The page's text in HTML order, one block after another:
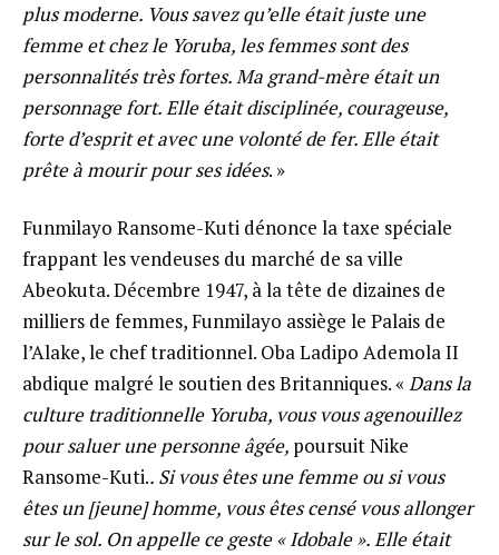
plus moderne. Vous savez qu’elle était juste une
femme et chez le Yoruba, les femmes sont des
personnalités très fortes. Ma grand-mère était un
personnage fort. Elle était disciplinée, courageuse,
forte d’esprit et avec une volonté de fer. Elle était
prête à mourir pour ses idées. »
Funmilayo Ransome-Kuti dénonce la taxe spéciale
frappant les vendeuses du marché de sa ville
Abeokuta. Décembre 1947, à la tête de dizaines de
milliers de femmes, Funmilayo assiège le Palais de
l’Alake, le chef traditionnel. Oba Ladipo Ademola II
abdique malgré le soutien des Britanniques. « Dans la
culture traditionnelle Yoruba, vous vous agenouillez
pour saluer une personne âgée, poursuit Nike
Ransome-Kuti.. Si vous êtes une femme ou si vous
êtes un [jeune] homme, vous êtes censé vous allonger
sur le sol. On appelle ce geste « Idobale ». Elle était